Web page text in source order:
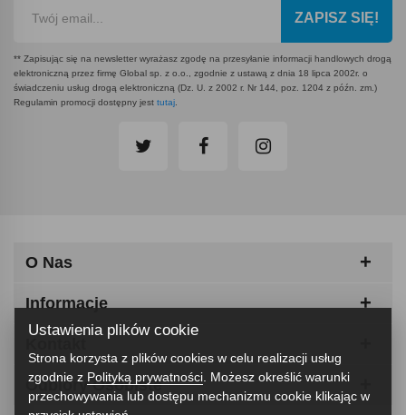
ZAPISZ SIĘ!
** Zapisując się na newsletter wyrażasz zgodę na przesyłanie informacji handlowych drogą
elektroniczną przez firmę Global sp. z o.o., zgodnie z ustawą z dnia 18 lipca 2002r. o
świadczeniu usług drogą elektroniczną (Dz. U. z 2002 r. Nr 144, poz. 1204 z późn. zm.)
Regulamin promocji dostępny jest tutaj.
O Nas
Informacje
Odbiory Osobiste
Ustawienia plików cookie
Strona korzysta z plików cookies w celu realizacji usług
zgodnie z Polityką prywatności . Możesz określić warunki
przechowywania lub dostępu mechanizmu cookie klikając w